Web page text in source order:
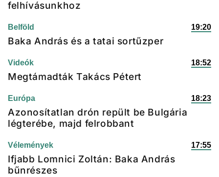
felhívásunkhoz
Belföld 19:20
Baka András és a tatai sortűzper
Videók 18:52
Megtámadták Takács Pétert
Európa 18:23
Azonosítatlan drón repült be Bulgária
légterébe, majd felrobbant
Vélemények 17:55
Ifjabb Lomnici Zoltán: Baka András
bűnrészes